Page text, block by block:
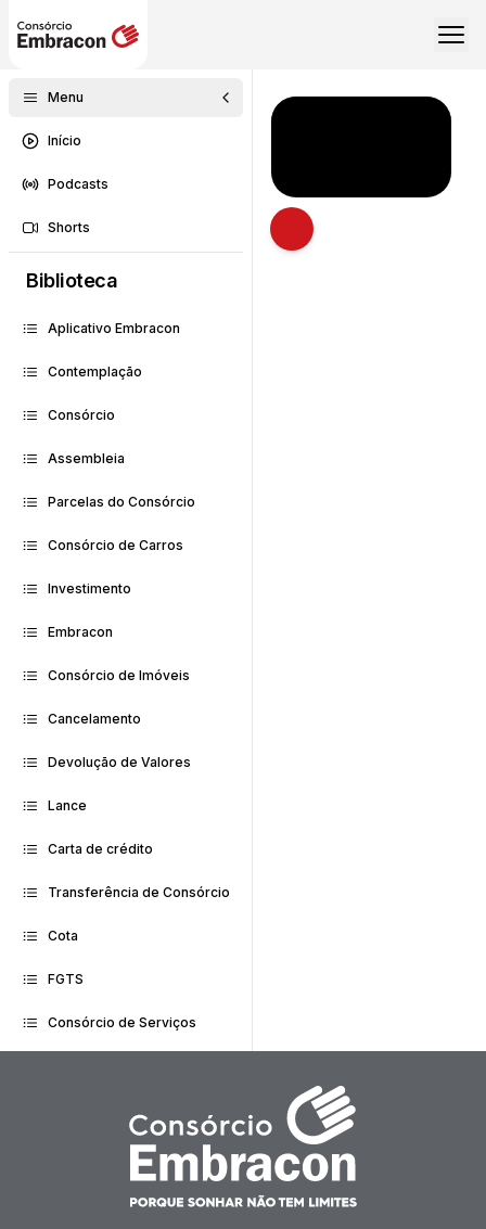
Menu
Início
Podcasts
Shorts
Biblioteca
Aplicativo Embracon
Contemplação
Consórcio
Assembleia
Parcelas do Consórcio
Consórcio de Carros
Investimento
Embracon
Consórcio de Imóveis
Cancelamento
Devolução de Valores
Lance
Carta de crédito
Transferência de Consórcio
Cota
FGTS
Consórcio de Serviços
Abrir descrição